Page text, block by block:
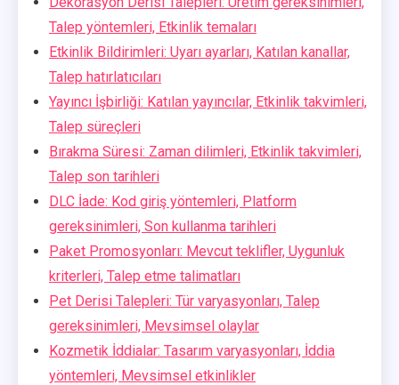
Talep yöntemleri, Etkinlik temaları
Etkinlik Bildirimleri: Uyarı ayarları, Katılan kanallar,
Talep hatırlatıcıları
Yayıncı İşbirliği: Katılan yayıncılar, Etkinlik takvimleri,
Talep süreçleri
Bırakma Süresi: Zaman dilimleri, Etkinlik takvimleri,
Talep son tarihleri
DLC İade: Kod giriş yöntemleri, Platform
gereksinimleri, Son kullanma tarihleri
Paket Promosyonları: Mevcut teklifler, Uygunluk
kriterleri, Talep etme talimatları
Pet Derisi Talepleri: Tür varyasyonları, Talep
gereksinimleri, Mevsimsel olaylar
Kozmetik İddialar: Tasarım varyasyonları, İddia
yöntemleri, Mevsimsel etkinlikler